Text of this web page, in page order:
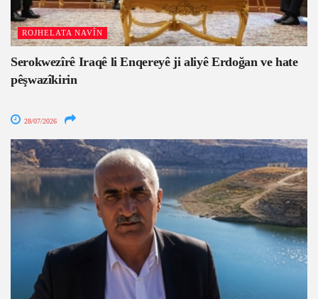
ROJHELATA NAVÎN
Serokwezîrê Iraqê li Enqereyê ji aliyê Erdoğan ve hate
pêşwazîkirin
28/07/2026